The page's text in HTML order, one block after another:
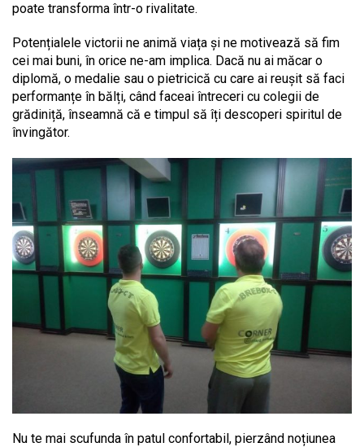
poate transforma într-o rivalitate.
Potențialele victorii ne animă viața și ne motivează să fim
cei mai buni, în orice ne-am implica. Dacă nu ai măcar o
diplomă, o medalie sau o pietricică cu care ai reușit să faci
performanțe în bălți, când faceai întreceri cu colegii de
grădiniță, înseamnă că e timpul să îți descoperi spiritul de
învingător.
Nu te mai scufunda în patul confortabil, pierzând noțiunea